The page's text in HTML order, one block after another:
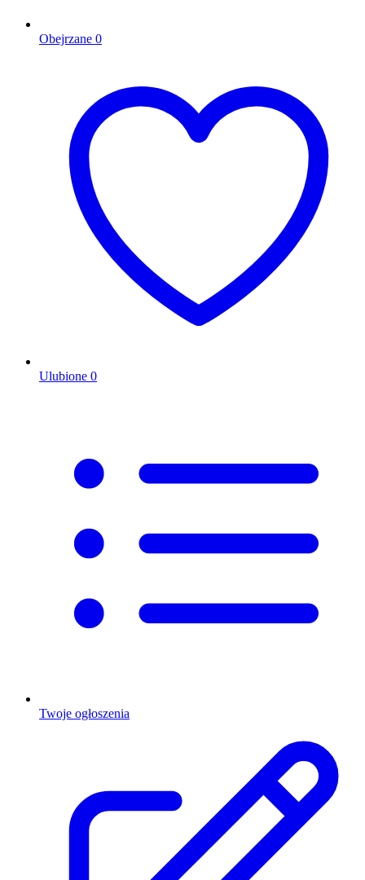
Obejrzane 0
Ulubione 0
Twoje ogłoszenia